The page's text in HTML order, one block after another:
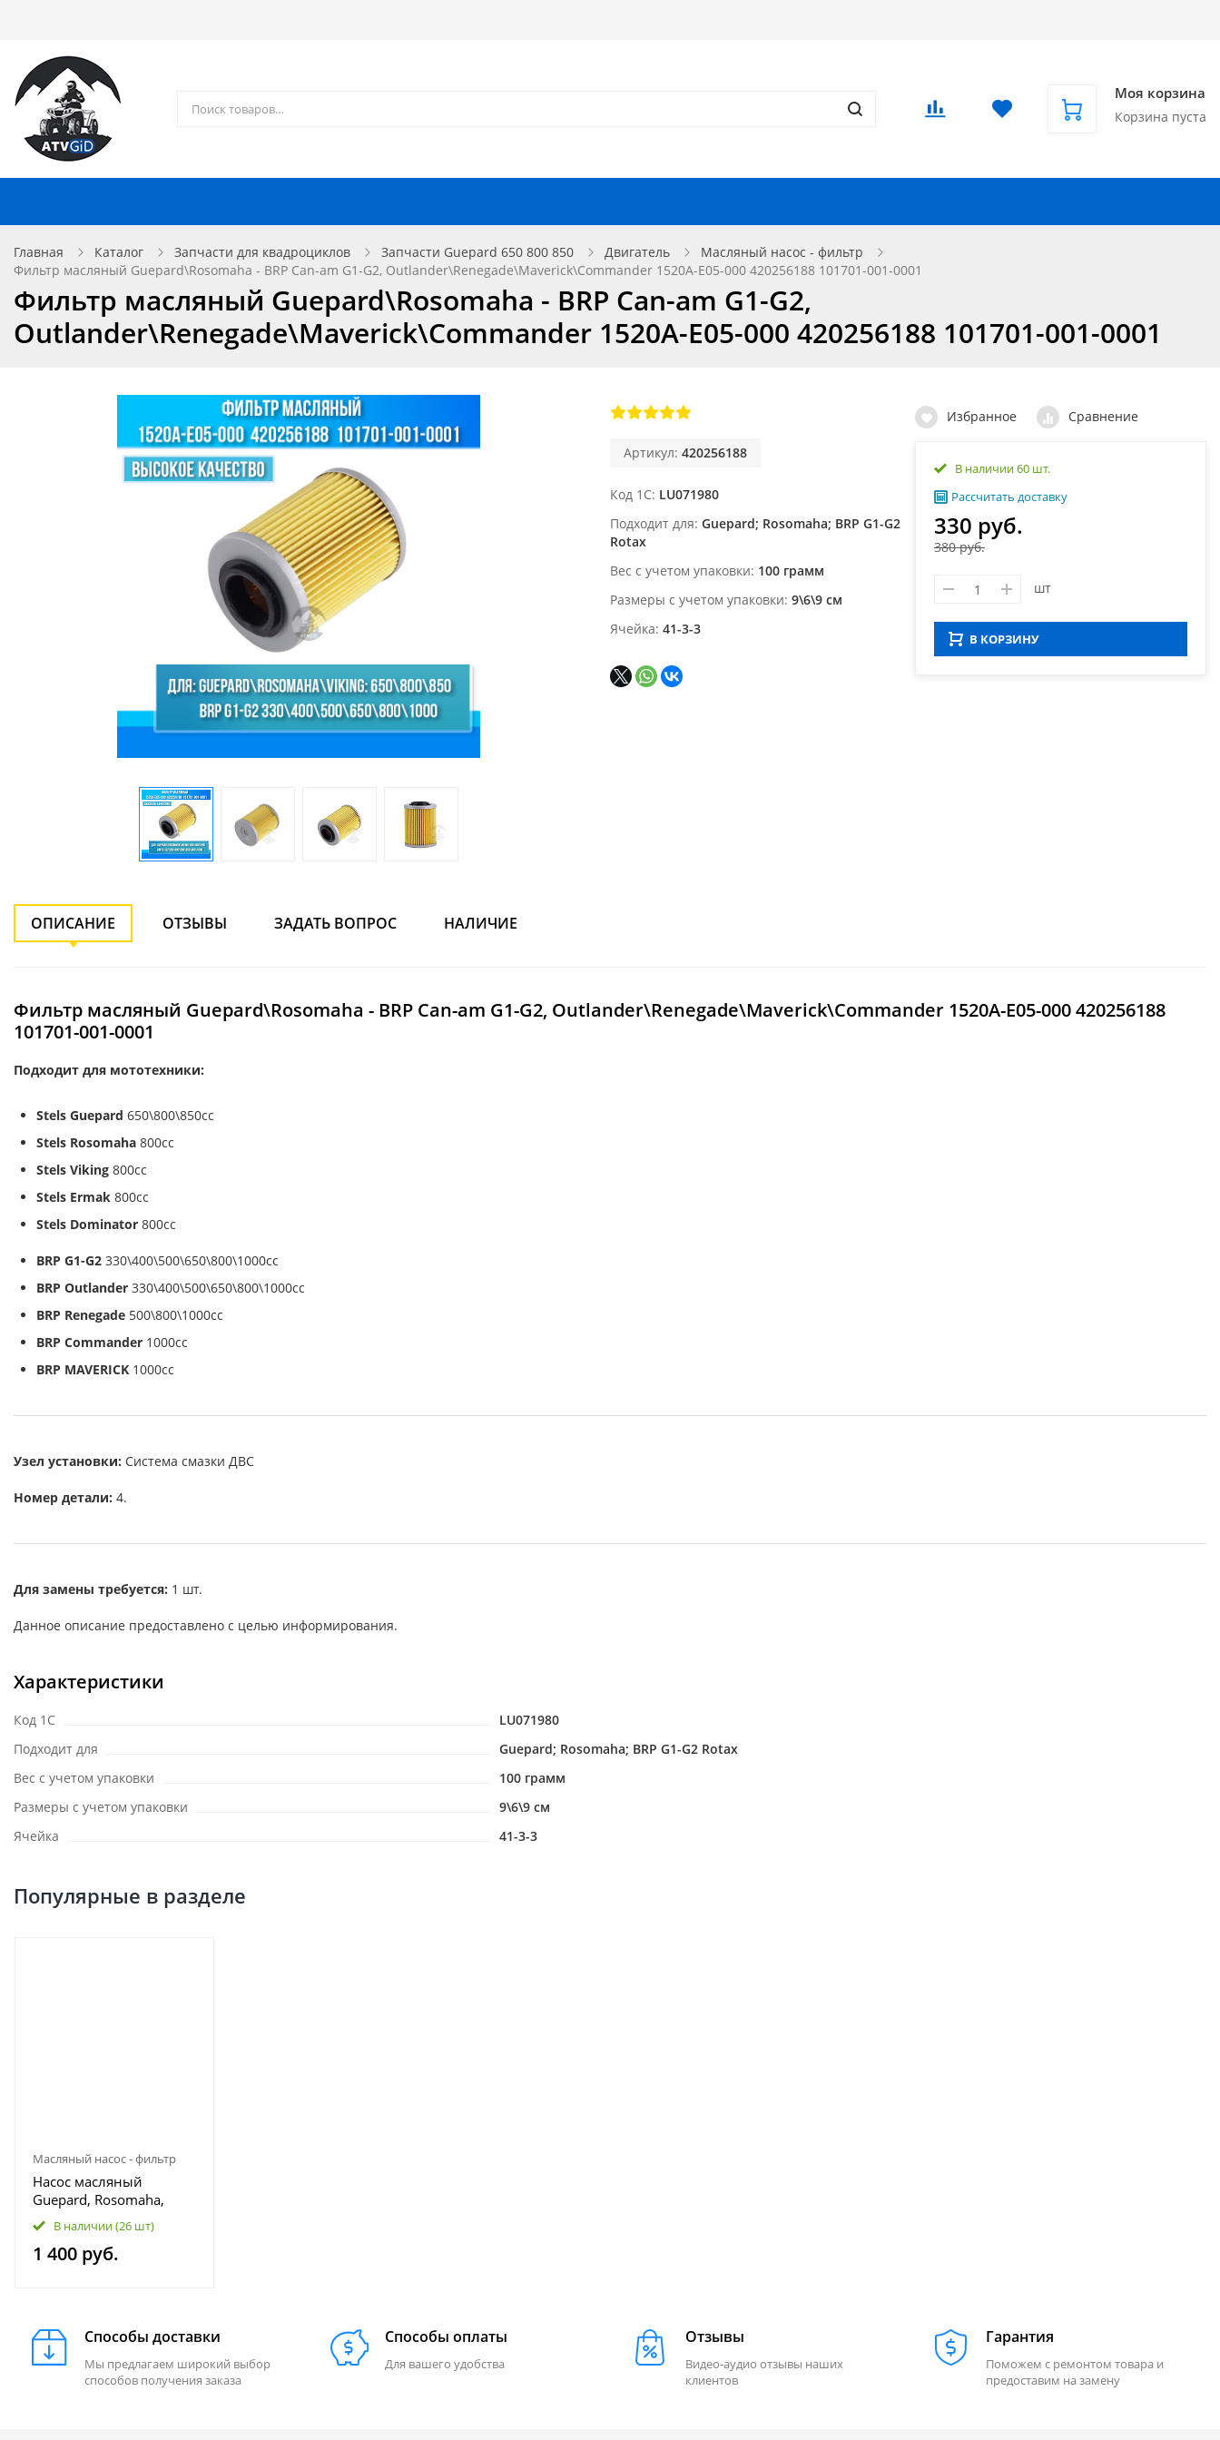
Моя корзина
Корзина пуста
Главная Каталог Запчасти для квадроциклов Запчасти Guepard 650 800 850 Двигатель
Масляный насос - фильтр
Фильтр масляный Guepard\Rosomaha - BRP Can-am G1-G2, Outlander\Renegade\Maverick\Commander 1520A-E05-000 420256188 101701-001-0001
Фильтр масляный Guepard\Rosomaha - BRP Can-am G1-G2,
Outlander\Renegade\Maverick\Commander 1520A-E05-000 420256188 101701-001-0001
Артикул: 420256188
Код 1С LU071980
Подходит для Guepard; Rosomaha; BRP G1-G2
Rotax
Вес с учетом упаковки 100 грамм
Размеры с учетом упаковки 9\6\9 см
Ячейка 41-3-3
Избранное Сравнение
В наличии 60 шт.
Рассчитать доставку
330 руб.
380 руб.
шт
В КОРЗИНУ
ОПИСАНИЕ ОТЗЫВЫ ЗАДАТЬ ВОПРОС НАЛИЧИЕ
Фильтр масляный Guepard\Rosomaha - BRP Can-am G1-G2, Outlander\Renegade\Maverick\Commander 1520A-E05-000 420256188
101701-001-0001
Подходит для мототехники:
Stels Guepard 650\800\850cc
Stels Rosomaha 800cc
Stels Viking 800cc
Stels Ermak 800cc
Stels Dominator 800cc
BRP G1-G2 330\400\500\650\800\1000cc
BRP Outlander 330\400\500\650\800\1000cc
BRP Renegade 500\800\1000cc
BRP Commander 1000cc
BRP MAVERICK 1000сс
Узел установки: Система смазки ДВС
Номер детали: 4.
Для замены требуется: 1 шт.
Данное описание предоставлено с целью информирования.
Характеристики
Код 1С
LU071980
Подходит для
Guepard; Rosomaha; BRP G1-G2 Rotax
Вес с учетом упаковки
100 грамм
Размеры с учетом упаковки
9\6\9 см
Ячейка
41-3-3
Популярные в разделе
Масляный насос - фильтр
Насос масляный
Guepard, Rosomaha,
Viking 800 "GK" в сборе
101100-800-0070
LU072415
В наличии(26 шт)
1 400 руб.
Способы доставки
Мы предлагаем широкий выбор
способов получения заказа
Способы оплаты
Для вашего удобства
Отзывы
Видео-аудио отзывы наших
клиентов
Гарантия
Поможем с ремонтом товара и
предоставим на замену